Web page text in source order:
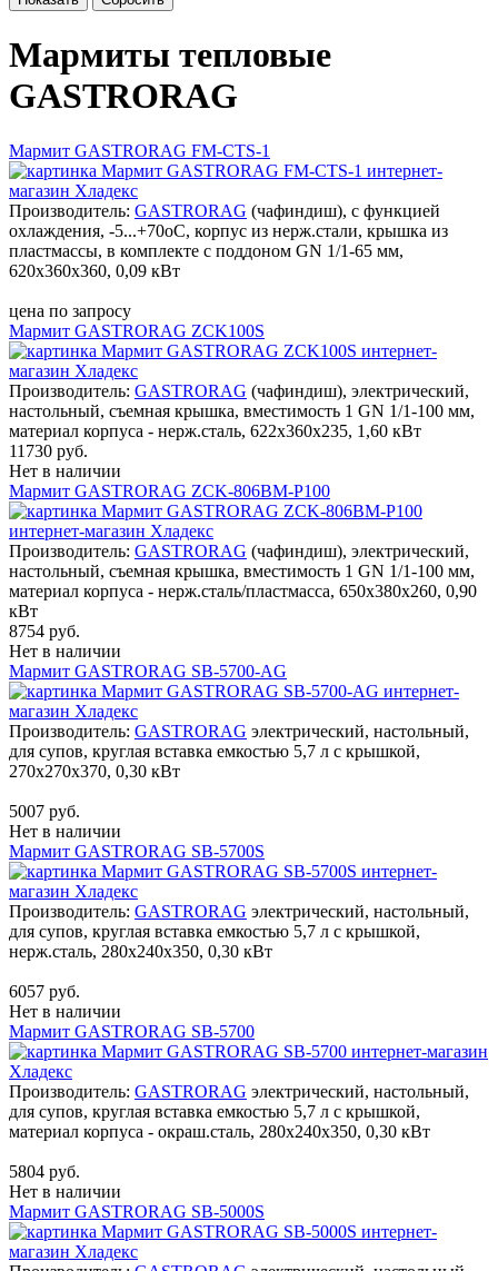
Мармиты тепловые
GASTRORAG
Мармит GASTRORAG FM-CTS-1
Производитель: GASTRORAG (чафиндиш), с функцией
охлаждения, -5...+70оС, корпус из нерж.стали, крышка из
пластмассы, в комплекте с поддоном GN 1/1-65 мм,
620х360х360, 0,09 кВт
цена по запросу
Мармит GASTRORAG ZCK100S
Производитель: GASTRORAG (чафиндиш), электрический,
настольный, съемная крышка, вместимость 1 GN 1/1-100 мм,
материал корпуса - нерж.сталь, 622х360х235, 1,60 кВт
11730 руб.
Нет в наличии
Мармит GASTRORAG ZCK-806BM-P100
Производитель: GASTRORAG (чафиндиш), электрический,
настольный, съемная крышка, вместимость 1 GN 1/1-100 мм,
материал корпуса - нерж.сталь/пластмасса, 650х380х260, 0,90
кВт
8754 руб.
Нет в наличии
Мармит GASTRORAG SB-5700-AG
Производитель: GASTRORAG электрический, настольный,
для супов, круглая вставка емкостью 5,7 л с крышкой,
270х270х370, 0,30 кВт
5007 руб.
Нет в наличии
Мармит GASTRORAG SB-5700S
Производитель: GASTRORAG электрический, настольный,
для супов, круглая вставка емкостью 5,7 л с крышкой,
нерж.сталь, 280х240х350, 0,30 кВт
6057 руб.
Нет в наличии
Мармит GASTRORAG SB-5700
Производитель: GASTRORAG электрический, настольный,
для супов, круглая вставка емкостью 5,7 л с крышкой,
материал корпуса - окраш.сталь, 280х240х350, 0,30 кВт
5804 руб.
Нет в наличии
Мармит GASTRORAG SB-5000S